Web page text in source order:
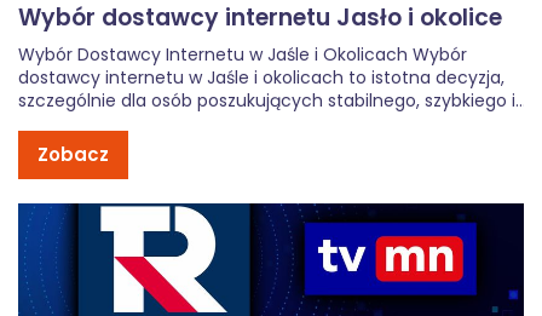
Wybór dostawcy internetu Jasło i okolice
Wybór Dostawcy Internetu w Jaśle i Okolicach Wybór
dostawcy internetu w Jaśle i okolicach to istotna decyzja,
szczególnie dla osób poszukujących stabilnego, szybkiego i
terenów podmiejskich mają różne opcje. Aby wybrać
Zobacz